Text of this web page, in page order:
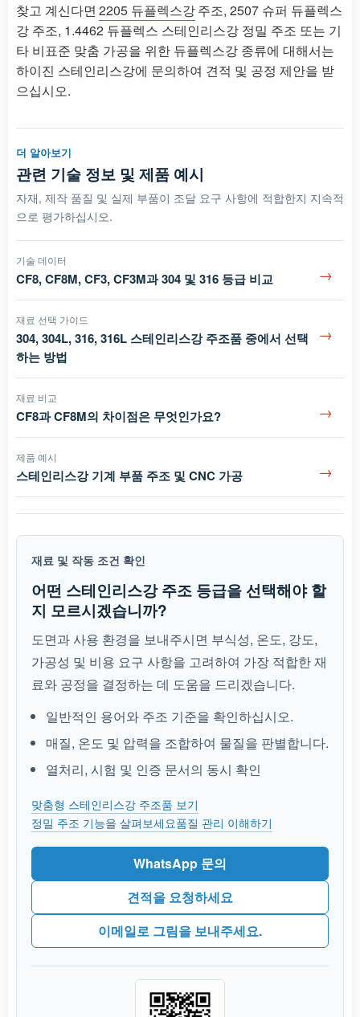
찾고 계신다면 2205 듀플렉스강주조, 2507 슈퍼 듀플렉스
강 주조, 1.4462 듀플렉스 스테인리스강 정밀 주조 또는 기
타 비표준 맞춤 가공을 위한 듀플렉스강 종류에 대해서는
하이진 스테인리스강에 문의하여 견적 및 공정 제안을 받
으십시오.
더 알아보기
관련 기술 정보 및 제품 예시
자재, 제작 품질 및 실제 부품이 조달 요구 사항에 적합한지 지속적
으로 평가하십시오.
기술 데이터
CF8, CF8M, CF3, CF3M과 304 및 316 등급 비교 →
재료 선택 가이드
304, 304L, 316, 316L 스테인리스강 주조품 중에서 선택
하는 방법
→
재료 비교
CF8과 CF8M의 차이점은 무엇인가요? →
제품 예시
스테인리스강 기계 부품 주조 및 CNC 가공 →
재료 및 작동 조건 확인
어떤 스테인리스강 주조 등급을 선택해야 할
지 모르시겠습니까?
도면과 사용 환경을 보내주시면 부식성, 온도, 강도,
가공성 및 비용 요구 사항을 고려하여 가장 적합한 재
료와 공정을 결정하는 데 도움을 드리겠습니다.
일반적인 용어와 주조 기준을 확인하십시오.
매질, 온도 및 압력을 조합하여 물질을 판별합니다.
열처리, 시험 및 인증 문서의 동시 확인
맞춤형 스테인리스강 주조품 보기
정밀 주조 기능을 살펴보세요품질 관리 이해하기
WhatsApp 문의
견적을 요청하세요
이메일로 그림을 보내주세요.